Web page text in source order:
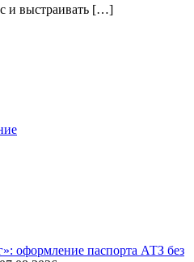
и выстраивать […]
оформление паспорта АТЗ без